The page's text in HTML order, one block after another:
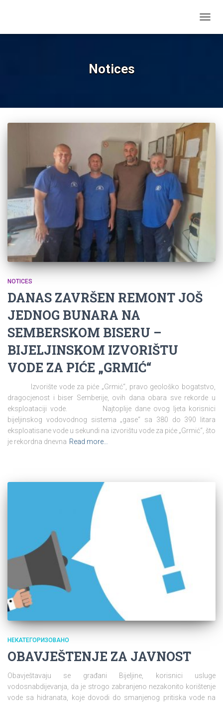
Notices
NOTICES
DANAS ZAVRŠEN REMONT JOŠ
JEDNOG BUNARA NA
SEMBERSKOM BISERU –
BIJELJINSKOM IZVORIŠTU
VODE ZA PIĆE „GRMIĆ“
Izvorište vode za piće „Grmić“, pravo geološko bogatstvo,
dragocjenost i biser Semberije, ovih dana obara sve rekorde u
eksploataciji vode. Najtoplije dane ovog ljeta korisnici
bijeljinskog vodovodnog sistema „gase“ sa 380 do 390 litara
eksploatisane vode u sekundi na izvorištu vode za piće „Grmić“, što
je rekordna dnevna Read more…
НЕКАТЕГОРИЗОВАНО
OBAVJEŠTENJE ZA JAVNOST
Obavještavaju se građani Bijeljine, korisnici usluge
vodosnabdijevanja, da je strogo zabranjeno nezakonito korištenje
vode sa hidranata, koje dovodi do smanjenog pritiska vode na